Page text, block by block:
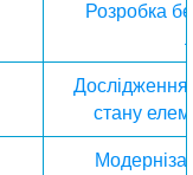
Розробка
стану